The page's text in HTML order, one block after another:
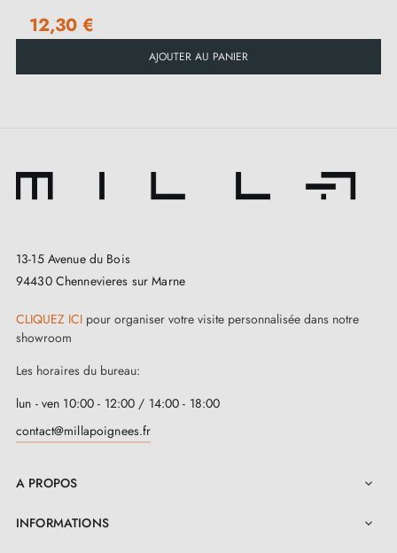
12,30 €
AJOUTER AU PANIER
13-15 Avenue du Bois
94430 Chennevieres sur Marne
CLIQUEZ ICI pour organiser votre visite personnalisée dans notre
showroom
Les horaires du bureau:
lun - ven 10:00 - 12:00 / 14:00 - 18:00
contact@millapoignees.fr
A PROPOS 
INFORMATIONS 